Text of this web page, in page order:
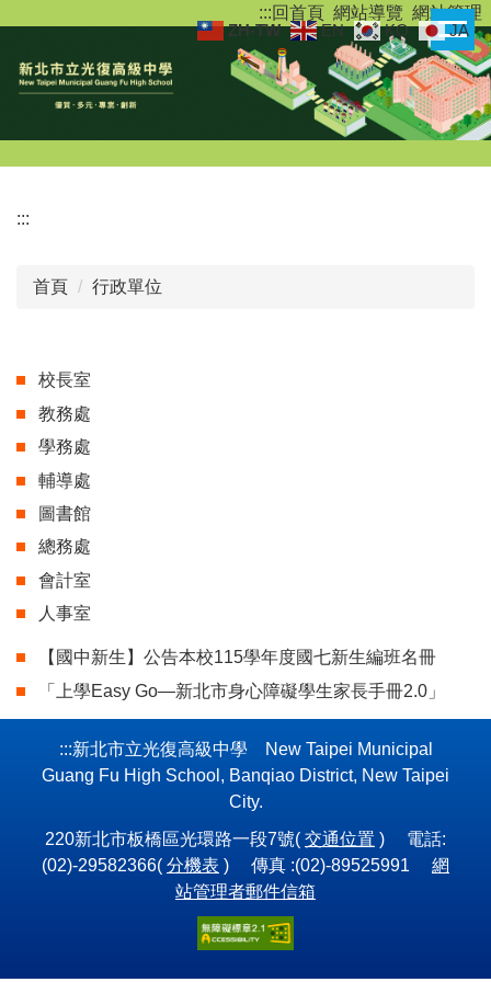
主
要
:::回首頁 網站導覽 網站管理
ZH-TW
EN KO JA
:::
首頁 行政單位
校長室
教務處
學務處
輔導處
圖書館
總務處
會計室
人事室
【國中新生】公告本校115學年度國七新生編班名冊
「上學Easy Go—新北市身心障礙學生家長手冊2.0」
:::新北市立光復高級中學 New Taipei Municipal
Guang Fu High School, Banqiao District, New Taipei
City.
220新北市板橋區光環路一段7號( 交通位置 ) 電話:
(02)-29582366( 分機表 ) 傳真 :(02)-89525991 網
站管理者郵件信箱